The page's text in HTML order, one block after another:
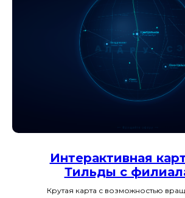
Интерактивная
Тильды с
Крутая карта с возможностью